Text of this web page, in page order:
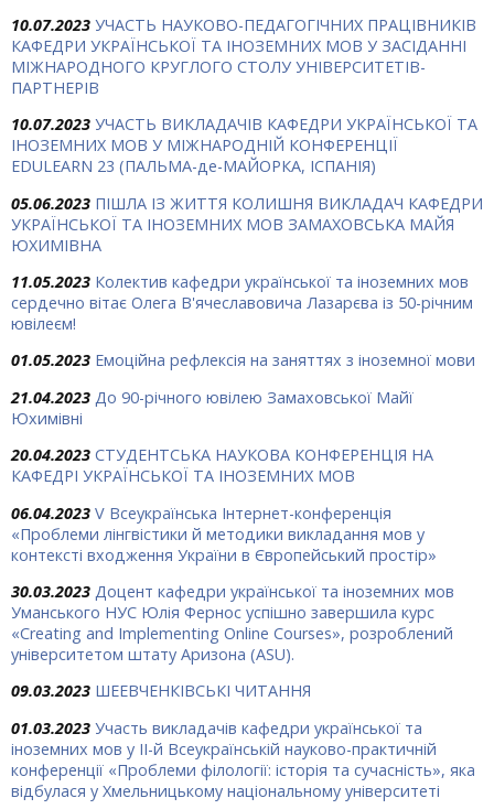
10.07.2023 УЧАСТЬ НАУКОВО-ПЕДАГОГІЧНИХ ПРАЦІВНИКІВ
КАФЕДРИ УКРАЇНСЬКОЇ ТА ІНОЗЕМНИХ МОВ У ЗАСІДАННІ
МІЖНАРОДНОГО КРУГЛОГО СТОЛУ УНІВЕРСИТЕТІВ-
ПАРТНЕРІВ
10.07.2023 УЧАСТЬ ВИКЛАДАЧІВ КАФЕДРИ УКРАЇНСЬКОЇ ТА
ІНОЗЕМНИХ МОВ У МІЖНАРОДНІЙ КОНФЕРЕНЦІЇ
EDULEARN 23 (ПАЛЬМА-де-МАЙОРКА, ІСПАНІЯ)
05.06.2023 ПІШЛА ІЗ ЖИТТЯ КОЛИШНЯ ВИКЛАДАЧ КАФЕДРИ
УКРАЇНСЬКОЇ ТА ІНОЗЕМНИХ МОВ ЗАМАХОВСЬКА МАЙЯ
ЮХИМІВНА
11.05.2023 Колектив кафедри української та іноземних мов
сердечно вітає Олега В'ячеславовича Лазарєва із 50-річним
ювілеєм!
01.05.2023 Емоційна рефлексія на заняттях з іноземної мови
21.04.2023 До 90-річного ювілею Замаховської Майї
Юхимівні
20.04.2023 СТУДЕНТСЬКА НАУКОВА КОНФЕРЕНЦІЯ НА
КАФЕДРІ УКРАЇНСЬКОЇ ТА ІНОЗЕМНИХ МОВ
06.04.2023 V Всеукраїнська Інтернет-конференція
«Проблеми лінгвістики й методики викладання мов у
контексті входження України в Європейський простір»
30.03.2023 Доцент кафедри української та іноземних мов
Уманського НУС Юлія Фернос успішно завершила курс
«Creating and Implementing Online Courses», розроблений
університетом штату Аризона (ASU).
09.03.2023 ШЕЕВЧЕНКІВСЬКІ ЧИТАННЯ
01.03.2023 Участь викладачів кафедри української та
іноземних мов у ІІ-й Всеукраїнській науково-практичній
конференції «Проблеми філології: історія та сучасність», яка
відбулася у Хмельницькому національному університеті